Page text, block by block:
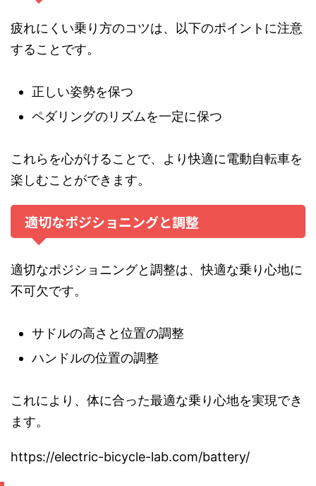
疲れにくい乗り方のコツは、以下のポイントに注意
することです。
正しい姿勢を保つ
ペダリングのリズムを一定に保つ
これらを心がけることで、より快適に電動自転車を
楽しむことができます。
適切なポジショニングと調整
適切なポジショニングと調整は、快適な乗り心地に
不可欠です。
サドルの高さと位置の調整
ハンドルの位置の調整
これにより、体に合った最適な乗り心地を実現でき
ます。
https://electric-bicycle-lab.com/battery/